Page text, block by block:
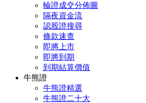
輪證成交分佈圖
隔夜資金流
認股證搜尋
條款速查
即將上市
即將到期
到期結算價值
牛熊證
牛熊證精選
牛熊證二十大